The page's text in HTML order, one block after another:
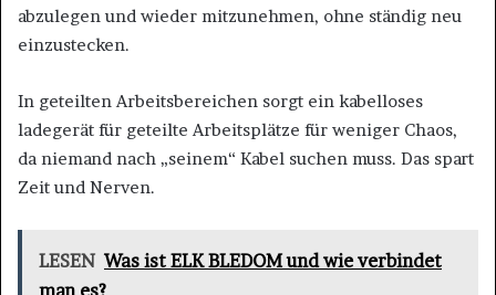
abzulegen und wieder mitzunehmen, ohne ständig neu
einzustecken.
In geteilten Arbeitsbereichen sorgt ein kabelloses
ladegerät für geteilte Arbeitsplätze für weniger Chaos,
da niemand nach „seinem“ Kabel suchen muss. Das spart
Zeit und Nerven.
LESEN Was ist ELK BLEDOM und wie verbindet